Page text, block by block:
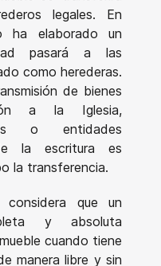
legales. En
ha elaborado un
pasará a las
como herederas.
de bienes
a la Iglesia,
o entidades
la escritura es
la transferencia.
que un
y absoluta
cuando tiene
manera libre y sin